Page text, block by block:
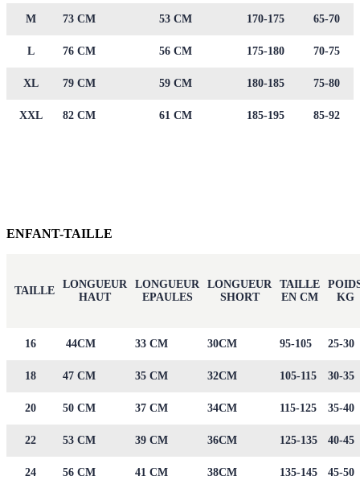
M 73 CM 53 CM 170-175 65-70
L 76 CM 56 CM 175-180 70-75
XL 79 CM 59 CM 180-185 75-80
XXL 82 CM 61 CM 185-195 85-92
ENFANT-TAILLE
TAILLE
LONGUEUR
HAUT
LONGUEUR
EPAULES
LONGUEUR
SHORT
TAILLE
EN CM
KG
16 44CM 33 CM 30CM 95-105 25-30
18 47 CM 35 CM 32CM 105-115 30-35
20 50 CM 37 CM 34CM 115-125 35-40
22 53 CM 39 CM 36CM 125-135 40-45
24 56 CM 41 CM 38CM 135-145 45-50